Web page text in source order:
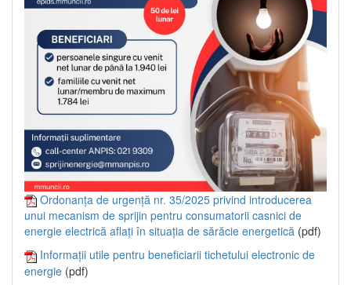
Ordonanța de urgență nr. 35/2025 privind introducerea
unui mecanism de sprijin pentru consumatorii casnici de
energie electrică aflați în situația de sărăcie energetică (pdf)
Informații utile pentru beneficiarii tichetului electronic de
energie (pdf)